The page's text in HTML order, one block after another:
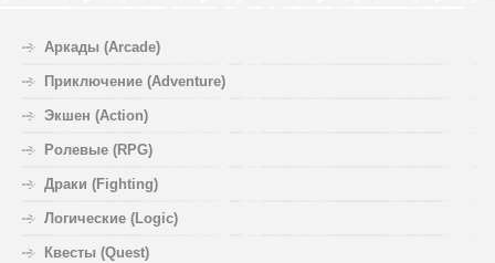
Аркады (Arcade)
Приключение (Adventure)
Экшен (Action)
Ролевые (RPG)
Драки (Fighting)
Логические (Logic)
Квесты (Quest)